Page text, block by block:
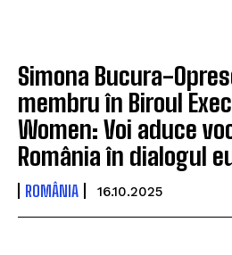
Simona Bucura-
membru în Biroul
Women: Voi aduce
România în dialogul
ROMÂNIA 16.10.2025